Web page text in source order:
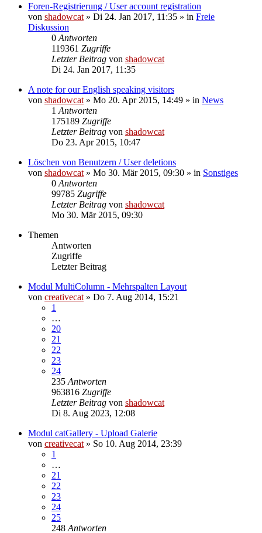
Foren-Registrierung / User account registration
von shadowcat » Di 24. Jan 2017, 11:35 » in Freie
Diskussion
0 Antworten
119361 Zugriffe
Letzter Beitrag von shadowcat
Di 24. Jan 2017, 11:35
A note for our English speaking visitors
von shadowcat » Mo 20. Apr 2015, 14:49 » in News
1 Antworten
175189 Zugriffe
Letzter Beitrag von shadowcat
Do 23. Apr 2015, 10:47
Löschen von Benutzern / User deletions
von shadowcat » Mo 30. Mär 2015, 09:30 » in Sonstiges
0 Antworten
99785 Zugriffe
Letzter Beitrag von shadowcat
Mo 30. Mär 2015, 09:30
Themen
Antworten
Zugriffe
Letzter Beitrag
Modul MultiColumn - Mehrspalten Layout
von creativecat » Do 7. Aug 2014, 15:21
1
…
20
21
22
23
24
235 Antworten
963816 Zugriffe
Letzter Beitrag von shadowcat
Di 8. Aug 2023, 12:08
Modul catGallery - Upload Galerie
von creativecat » So 10. Aug 2014, 23:39
1
…
21
22
23
24
25
248 Antworten